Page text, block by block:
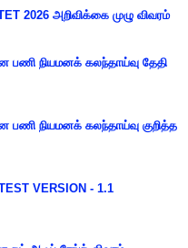
2026 அறிவிக்கை முழு விவரம்
பணி நியமனக் கலந்தாய்வு தேதி
பணி நியமனக் கலந்தாய்வு குறித்த
VERSION - 1.1